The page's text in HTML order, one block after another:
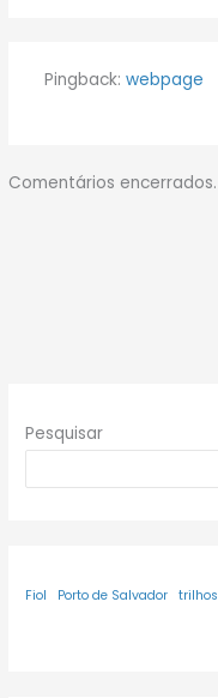
Pingback: webpage
Comentários encerrados.
Pesquisar
Fiol Porto de Salvador trilhos